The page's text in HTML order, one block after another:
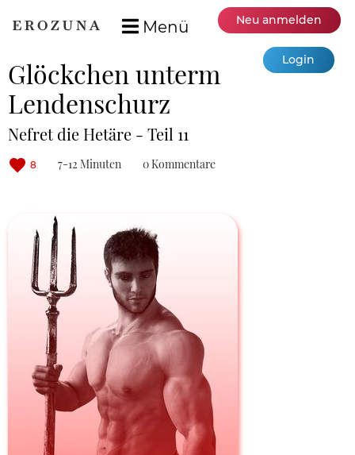
Menü Neu anmelden
Login
Glöckchen unterm
Lendenschurz
Nefret die Hetäre - Teil 11
8 7-12 Minuten 0 Kommentare